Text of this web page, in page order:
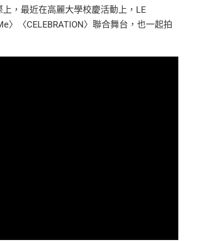
，最近在高麗大學校慶活動上，LE
〉〈CELEBRATION〉聯合舞台，也一起拍